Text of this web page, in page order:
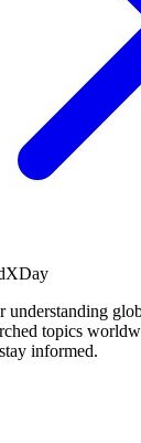
understanding
topics
informed.